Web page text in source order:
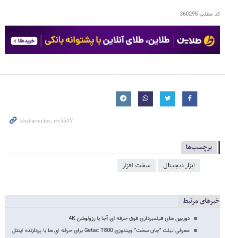
کد مطلب360295
برچسب‌ها
ابزار دیجیتال سخت افزار
خبرهای مرتبط
دوربین های فیلمبرداری فوق حرفه ای آجا با رزولوشن 4K
معرفی تبلت "جان سخت" ویندوزی Getac T800 برای حرفه ای ها با پردازنده اینتل